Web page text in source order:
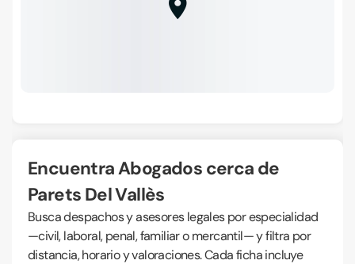
Encuentra Abogados cerca de
Parets Del Vallès
Busca despachos y asesores legales por especialidad
—civil, laboral, penal, familiar o mercantil— y filtra por
distancia, horario y valoraciones. Cada ficha incluye